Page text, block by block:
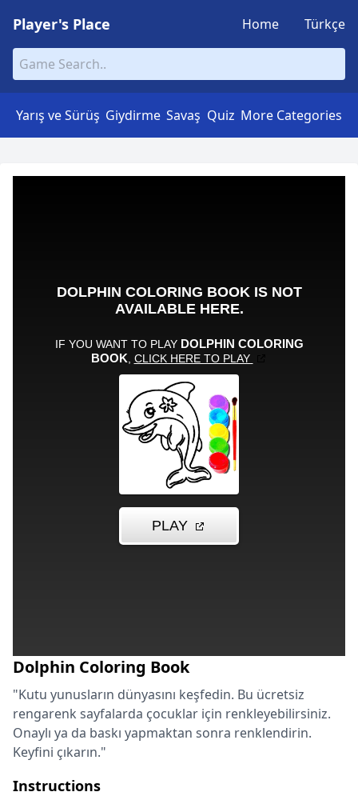
Player's Place Home Türkçe
Yarış ve Sürüş Giydirme Savaş Quiz More Categories
Dolphin Coloring Book
"Kutu yunusların dünyasını keşfedin. Bu ücretsiz
rengarenk sayfalarda çocuklar için renkleyebilirsiniz.
Onaylı ya da baskı yapmaktan sonra renklendirin.
Keyfini çıkarın."
Instructions